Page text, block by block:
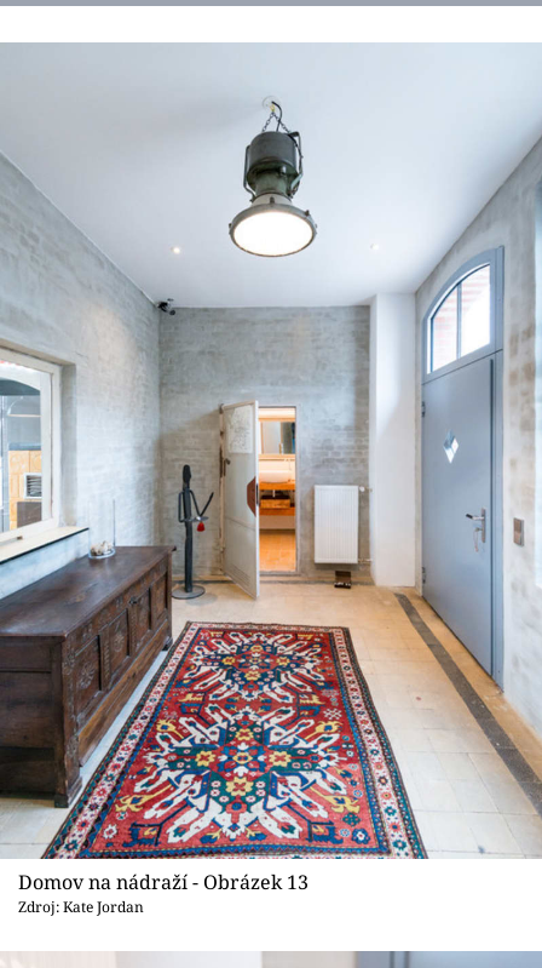
Domov na nádraží - Obrázek 13
Zdroj: Kate Jordan